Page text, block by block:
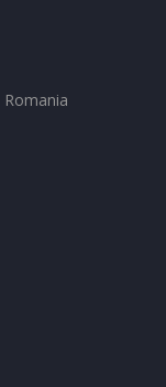
Romania